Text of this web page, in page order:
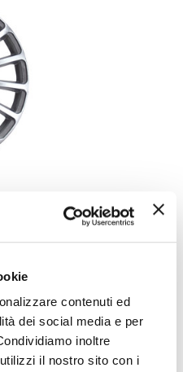
contenuti ed
dei social media e per
inoltre
il nostro sito con i